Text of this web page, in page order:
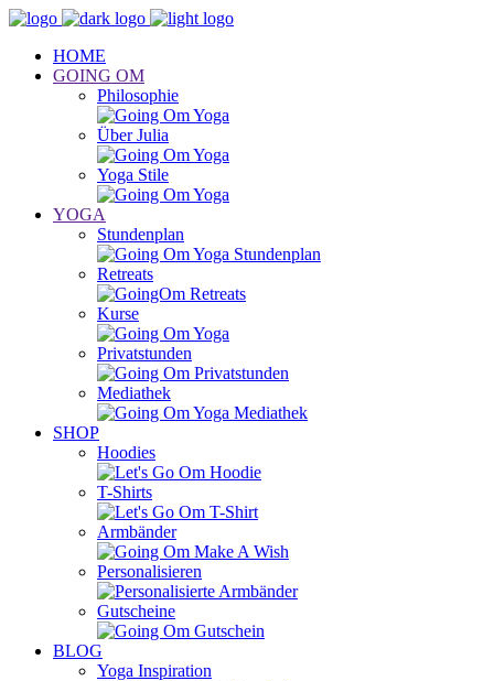
HOME
GOING OM
Philosophie
Über Julia
Yoga Stile
YOGA
Stundenplan
Retreats
Kurse
Privatstunden
Mediathek
SHOP
Hoodies
T-Shirts
Armbänder
Personalisieren
Gutscheine
BLOG
Yoga Inspiration